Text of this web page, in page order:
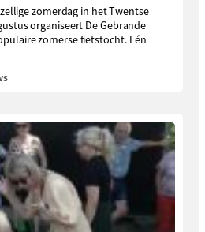
zomerdag in het Twentse
organiseert De Gebrande
zomerse fietstocht. Eén